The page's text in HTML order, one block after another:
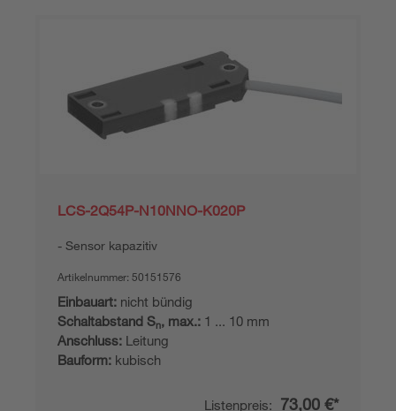
LCS-2Q54P-N10NNO-K020P
Sensor kapazitiv
Artikelnummer: 50151576
Einbauart: nicht bündig
Schaltabstand Sn, max.: 1 ... 10 mm
Anschluss: Leitung
Bauform: kubisch
Listenpreis: 73,00 €*